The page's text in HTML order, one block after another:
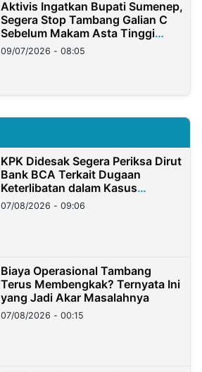
Aktivis Ingatkan Bupati Sumenep,
Segera Stop Tambang Galian C
Sebelum Makam Asta Tinggi
Longsor
09/07/2026 - 08:05
KPK Didesak Segera Periksa Dirut
Bank BCA Terkait Dugaan
Keterlibatan dalam Kasus
Hilangnya Dana Nasabah Rp2,58
Miliar
07/08/2026 - 09:06
Biaya Operasional Tambang
Terus Membengkak? Ternyata Ini
yang Jadi Akar Masalahnya
07/08/2026 - 00:15